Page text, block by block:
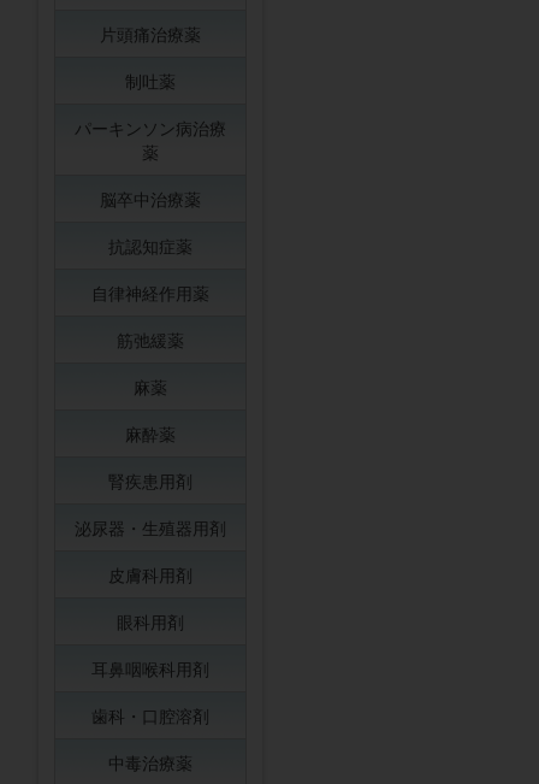
片頭痛治療薬
制吐薬
パーキンソン病治療
薬
脳卒中治療薬
抗認知症薬
自律神経作用薬
筋弛緩薬
麻薬
麻酔薬
腎疾患用剤
泌尿器・生殖器用剤
皮膚科用剤
眼科用剤
耳鼻咽喉科用剤
歯科・口腔溶剤
中毒治療薬